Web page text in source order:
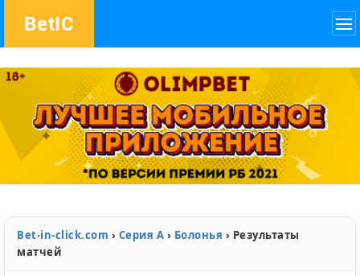
BetIC
Bet-in-click.com › Серия А › Болонья › Результаты
матчей